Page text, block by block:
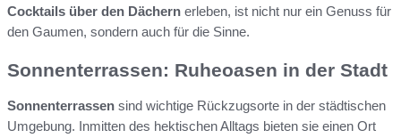
Cocktails über den Dächern erleben, ist nicht nur ein Genuss für
den Gaumen, sondern auch für die Sinne.
Sonnenterrassen: Ruheoasen in der Stadt
Sonnenterrassen sind wichtige Rückzugsorte in der städtischen
Umgebung. Inmitten des hektischen Alltags bieten sie einen Ort